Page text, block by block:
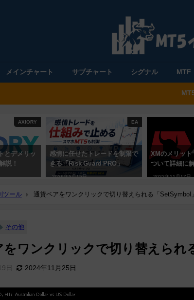
メインチャート サブチャート シグナル MTF
AXIORY
とデメリッ
説！
EA
感情に任せたトレードを制限で
きる「Risk Guard PRO」
2026年5月15日
XMのメリット
ついて詳細に
2022年11月17日
ツール 通貨ペアをワンクリックで切り替えられる「SetSymbol」
その他
をワンクリックで切り替えられ
日 2024年11月25日